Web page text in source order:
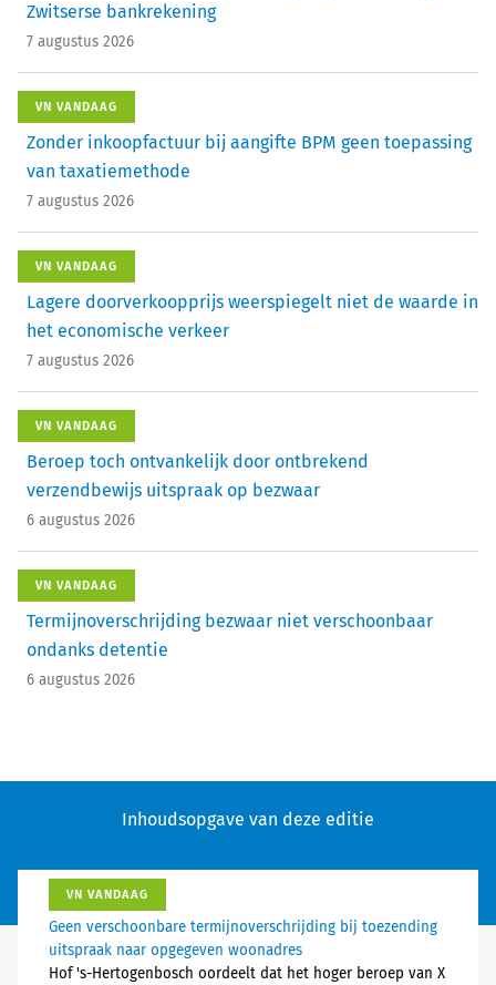
Zwitserse bankrekening
7 augustus 2026
VN VANDAAG
Zonder inkoopfactuur bij aangifte BPM geen toepassing
van taxatiemethode
7 augustus 2026
VN VANDAAG
Lagere doorverkoopprijs weerspiegelt niet de waarde in
het economische verkeer
7 augustus 2026
VN VANDAAG
Beroep toch ontvankelijk door ontbrekend
verzendbewijs uitspraak op bezwaar
6 augustus 2026
VN VANDAAG
Termijnoverschrijding bezwaar niet verschoonbaar
ondanks detentie
6 augustus 2026
Inhoudsopgave van deze editie
VN VANDAAG
Geen verschoonbare termijnoverschrijding bij toezending
uitspraak naar opgegeven woonadres
Hof 's-Hertogenbosch oordeelt dat het hoger beroep van X